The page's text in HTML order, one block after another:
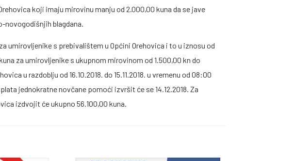
koji imaju mirovinu manju od 2.000,00 kuna da se jave
novogodišnjih blagdana.
umirovljenike s prebivalištem u Općini Orehovica i to u iznosu od
za umirovljenike s ukupnom mirovinom od 1.500,00 kn do
u razdoblju od 16.10.2018. do 15.11.2018. u vremenu od 08:00
jednokratne novčane pomoći izvršit će se 14.12.2018. Za
izdvojit će ukupno 56.100,00 kuna.